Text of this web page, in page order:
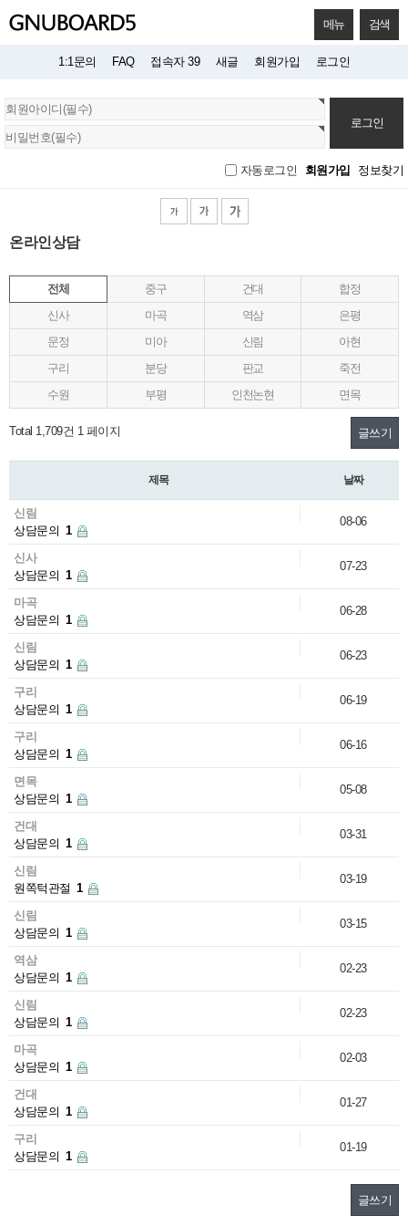
메뉴 검색
1:1문의 FAQ 접속자 39 새글 회원가입 로그인
회
원
로
자동로그인 회원가입 정보찾기
온라인상담
전체 중구 건대
합정
신사
마곡 역삼
은평
문정
미아 신림
아현
구리
분당 판교
죽전
수원
부평 인천논현 면목
Total 1,709건 1 페이지 글쓰기
제목 날짜
신림
상담문의 1
08-06
신사
상담문의 1
07-23
마곡
상담문의 1
06-28
신림
상담문의 1
06-23
구리
상담문의 1
06-19
구리
상담문의 1
06-16
면목
상담문의 1
05-08
건대
상담문의 1
03-31
신림
원쪽턱관절 1
03-19
신림
상담문의 1
03-15
역삼
상담문의 1
02-23
신림
상담문의 1
02-23
마곡
상담문의 1
02-03
건대
상담문의 1
01-27
구리
상담문의 1
01-19
글쓰기